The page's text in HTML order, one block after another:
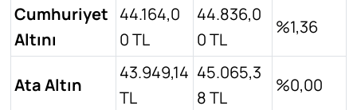
Cumhuriyet
Altını
44.164,0
0 TL
44.836,0
0 TL
%1,36
Ata Altın
43.949,14
TL
45.065,3
8 TL
%0,00